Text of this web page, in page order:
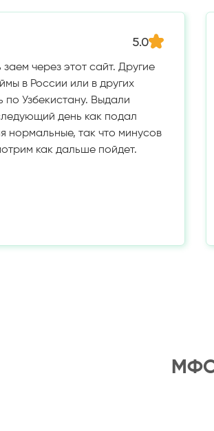
5.0
через этот сайт. Другие
в России или в других
по Узбекистану. Выдали
день как подал
нормальные, так что минусов
как дальше пойдет.
МФО